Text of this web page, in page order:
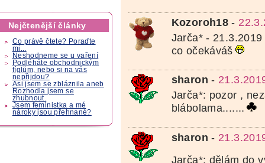
Nejčtenější články
Co právě čtete? Poraďte
mi...
Neshodneme se u vaření
Podléháte obchodnickým
fíglům, nebo si na vás
nepřijdou?
Asi jsem se zbláznila aneb
Rozhodla jsem se
zhubnout.
Jsem feministka a mé
nároky jsou přehnané?
Kozoroh18 -
Jarča* - 21.3.2019
co očekáváš
sharon -
Jarča*: pozor ,
blábolama.......
sharon -
Jarča*: dělám do